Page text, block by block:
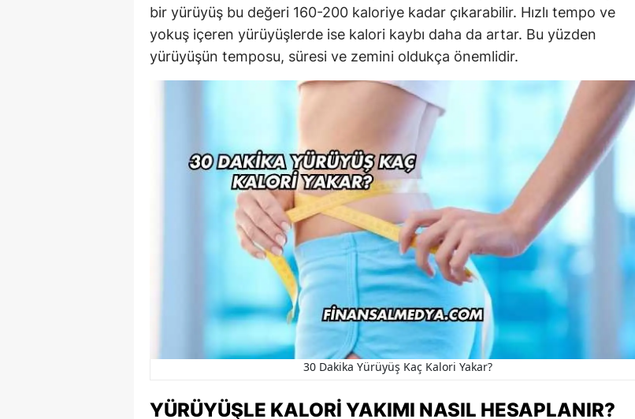
bir yürüyüş bu değeri 160-200 kaloriye kadar çıkarabilir. Hızlı tempo ve
yokuş içeren yürüyüşlerde ise kalori kaybı daha da artar. Bu yüzden
yürüyüşün temposu, süresi ve zemini oldukça önemlidir.
30 Dakika Yürüyüş Kaç Kalori Yakar?
YÜRÜYÜŞLE KALORI YAKIMI NASIL HESAPLANIR?